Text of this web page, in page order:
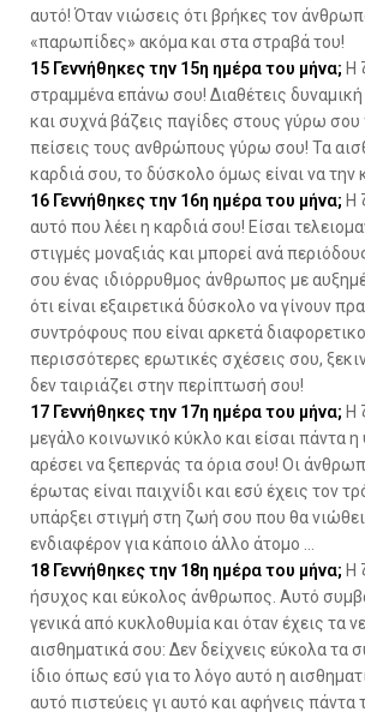
αυτό! Όταν νιώσεις ότι βρήκες τον
«παρωπίδες» ακόμα και στα στραβά του!
15 Γεννήθηκες την 15η ημέρα του μήνα; Η
στραμμένα επάνω σου! Διαθέτεις
και συχνά βάζεις παγίδες στους γύρω
πείσεις τους ανθρώπους γύρω σου! Τα
καρδιά σου, το δύσκολο όμως είναι να την
16 Γεννήθηκες την 16η ημέρα του μήνα; Η
αυτό που λέει η καρδιά σου! Είσαι
στιγμές μοναξιάς και μπορεί ανά
σου ένας ιδιόρρυθμος άνθρωπος με
ότι είναι εξαιρετικά δύσκολο να γίνουν
συντρόφους που είναι αρκετά
περισσότερες ερωτικές σχέσεις σου,
δεν ταιριάζει στην περίπτωσή σου!
17 Γεννήθηκες την 17η ημέρα του μήνα; Η
μεγάλο κοινωνικό κύκλο και είσαι πάντα
αρέσει να ξεπερνάς τα όρια σου! Οι
έρωτας είναι παιχνίδι και εσύ έχεις τον
υπάρξει στιγμή στη ζωή σου που θα
ενδιαφέρον για κάποιο άλλο άτομο …
18 Γεννήθηκες την 18η ημέρα του μήνα; Η
ήσυχος και εύκολος άνθρωπος. Αυτό
γενικά από κυκλοθυμία και όταν έχεις τα
αισθηματικά σου: Δεν δείχνεις εύκολα τα
ίδιο όπως εσύ για το λόγο αυτό η
αυτό πιστεύεις γι αυτό και αφήνεις